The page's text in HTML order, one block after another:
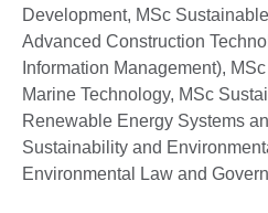
Development, MSc
Advanced Construction
Information Management),
Marine Technology, MSc
Renewable Energy Systems
Sustainability and
Environmental Law and